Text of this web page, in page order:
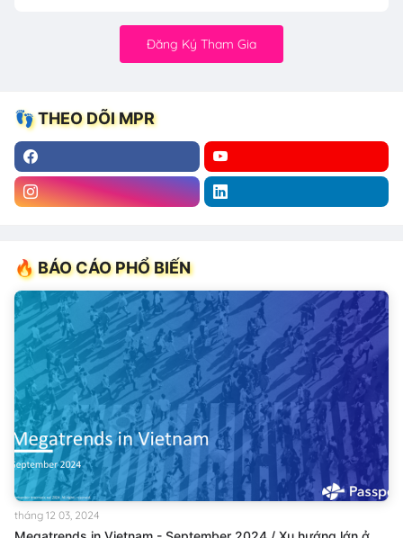
👣 THEO DÕI MPR
🔥 BÁO CÁO PHỔ BIẾN
tháng 12 03, 2024